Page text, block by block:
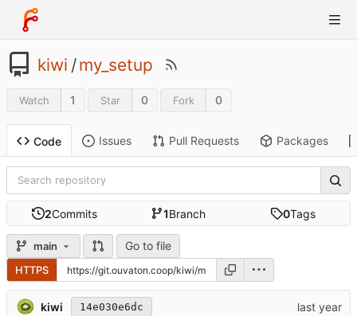
kiwi /my_setup
Watch 1 Star 0 Fork 0
Code Issues Pull Requests Packages
2Commits 1Branch 0Tags
main Go to file
HTTPS
kiwi 14e030e6dc